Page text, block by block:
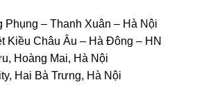
Phụng – Thanh Xuân – Hà Nội
Kiều Châu Âu – Hà Đông – HN
Hoàng Mai, Hà Nội
Hai Bà Trưng, Hà Nội